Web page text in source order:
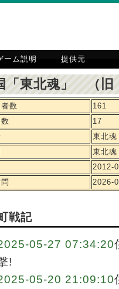
ーム説明 提供元
「東北魂」 （旧
数
161
17
東北魂
東北魂
2012-
2026-
戦記
05-27 07:34:20
!
05-20 21:09:10